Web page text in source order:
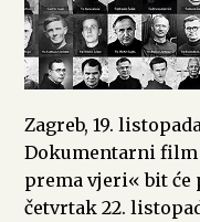
Zagreb, 19.
Dokumentarni
prema vjeri« bit će
četvrtak 22.